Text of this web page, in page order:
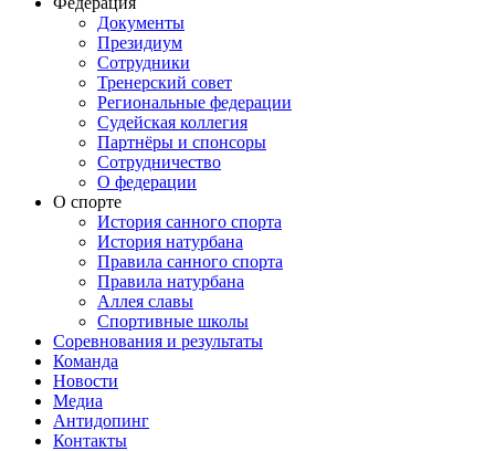
Документы
Президиум
Сотрудники
Тренерский совет
Региональные федерации
Судейская коллегия
Партнёры и спонсоры
Сотрудничество
О федерации
О спорте
История санного спорта
История натурбана
Правила санного спорта
Правила натурбана
Аллея славы
Спортивные школы
Соревнования и результаты
Команда
Новости
Медиа
Антидопинг
Контакты